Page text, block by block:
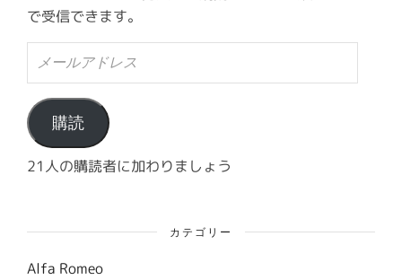
で受信できます。
ル
ア
ド
レ
ス
購読
21人の購読者に加わりましょう
カテゴリー
Alfa Romeo